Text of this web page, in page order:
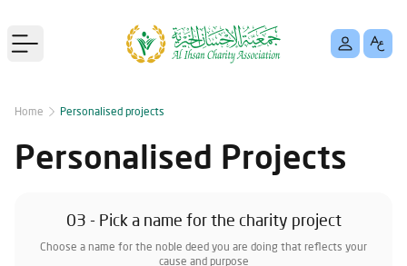
Open main menu
Home Personalised projects
Personalised Projects
03 - Pick a name for the charity project
Choose a name for the noble deed you are doing that reflects your
cause and purpose